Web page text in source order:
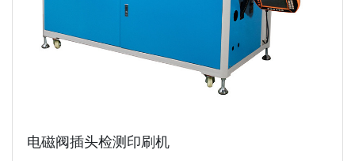
电磁阀插头检测印刷机